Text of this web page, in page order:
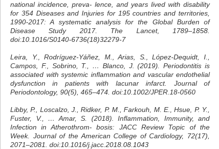
national incidence, preva- lence, and years lived with disability
for 354 Diseases and Injuries for 195 countries and territories,
1990-2017: A systematic analysis for the Global Burden of
Disease Study 2017. The Lancet, 1789–1858.
doi:10.1016/S0140-6736(18)32279-7
Leira, Y., Rodríguez-Yáñez, M., Arias, S., López-Dequidt, I.,
Campos, F., Sobrino, T., … Blanco, J. (2019). Periodontitis is
associated with systemic inflammation and vascular endothelial
dysfunction in patients with lacunar infarct. Journal of
Periodontology, 90(5), 465–474. doi:10.1002/JPER.18-0560
Libby, P., Loscalzo, J., Ridker, P. M., Farkouh, M. E., Hsue, P. Y.,
Fuster, V., … Amar, S. (2018). Inflammation, Immunity, and
Infection in Atherothrom- bosis: JACC Review Topic of the
Week. Journal of the American College of Cardiology, 72(17),
2071–2081. doi:10.1016/j.jacc.2018.08.1043